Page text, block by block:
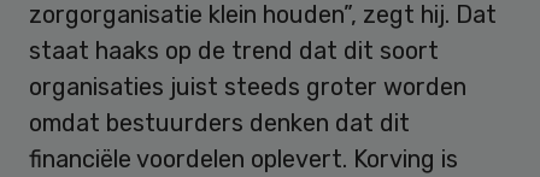
zorgorganisatie klein houden”, zegt hij. Dat
staat haaks op de trend dat dit soort
organisaties juist steeds groter worden
omdat bestuurders denken dat dit
financiële voordelen oplevert. Korving is